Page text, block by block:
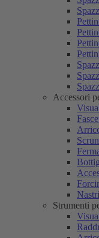
Accessori
Nastri
Strumenti